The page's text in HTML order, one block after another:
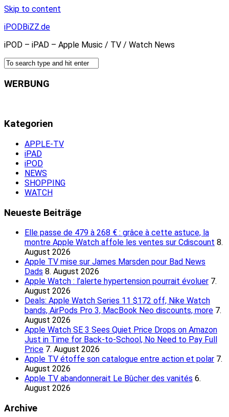
Skip to content
iPODBiZZ.de
iPOD – iPAD – Apple Music / TV / Watch News
WERBUNG
Kategorien
APPLE-TV
iPAD
iPOD
NEWS
SHOPPING
WATCH
Neueste Beiträge
Elle passe de 479 à 268 € : grâce à cette astuce, la
montre Apple Watch affole les ventes sur Cdiscount 8.
August 2026
Apple TV mise sur James Marsden pour Bad News
Dads 8. August 2026
Apple Watch : l’alerte hypertension pourrait évoluer 7.
August 2026
Deals: Apple Watch Series 11 $172 off, Nike Watch
bands, AirPods Pro 3, MacBook Neo discounts, more 7.
August 2026
Apple Watch SE 3 Sees Quiet Price Drops on Amazon
Just in Time for Back-to-School, No Need to Pay Full
Price 7. August 2026
Apple TV étoffe son catalogue entre action et polar 7.
August 2026
Apple TV abandonnerait Le Bûcher des vanités 6.
August 2026
Archive